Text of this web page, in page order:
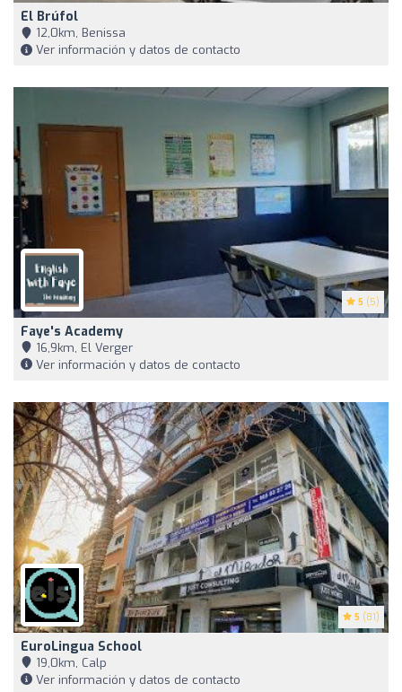
El Brúfol
12,0km, Benissa
Ver información y datos de contacto
5 (5)
Faye's Academy
16,9km, El Verger
Ver información y datos de contacto
5 (81)
EuroLingua School
19,0km, Calp
Ver información y datos de contacto